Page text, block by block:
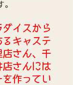
。
イスから
るキャステ
店さん、千
さんには
作ってい